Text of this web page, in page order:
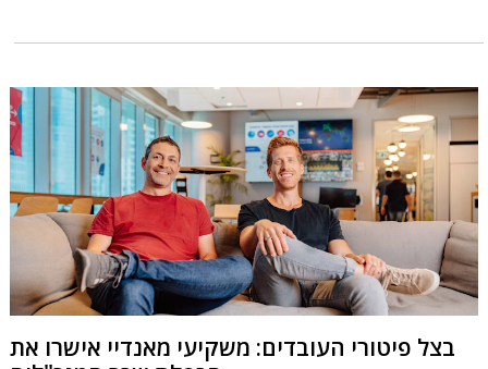
בצל פיטורי העובדים: משקיעי מאנדיי אישרו את